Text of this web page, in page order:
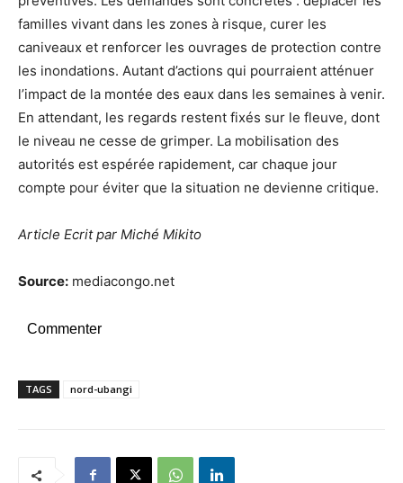
familles vivant dans les zones à risque, curer les
caniveaux et renforcer les ouvrages de protection contre
les inondations. Autant d’actions qui pourraient atténuer
l’impact de la montée des eaux dans les semaines à venir.
En attendant, les regards restent fixés sur le fleuve, dont
le niveau ne cesse de grimper. La mobilisation des
autorités est espérée rapidement, car chaque jour
compte pour éviter que la situation ne devienne critique.
Article Ecrit par Miché Mikito
Source: mediacongo.net
Commenter
TAGS nord-ubangi